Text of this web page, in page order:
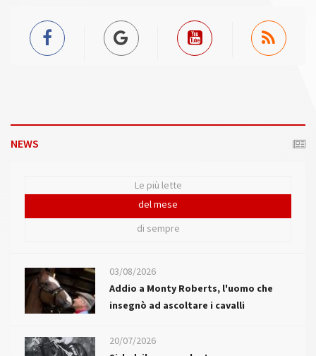
NEWS
Le più lette
del mese
di sempre
03/08/2026
Addio a Monty Roberts, l'uomo che
insegnò ad ascoltare i cavalli
20/07/2026